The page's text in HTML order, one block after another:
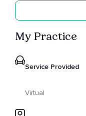
My Practice
Service Provided
Virtual